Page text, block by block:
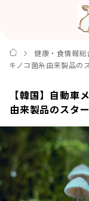
健康・食情報総
キノコ菌糸由来製品の
【韓国】自動車
由来製品のスタ